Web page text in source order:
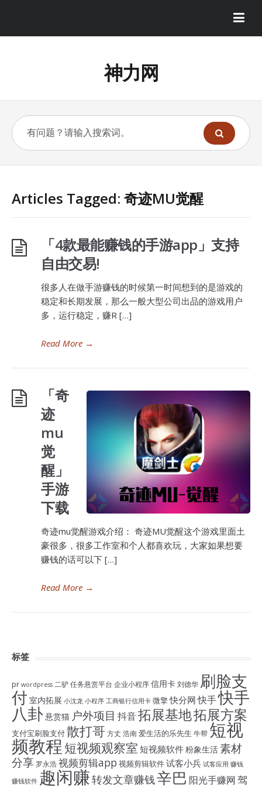
神力网
Articles Tagged: 奇迹MU觉醒
「4款最能赚钱的手游app」支持
自由交易!
很多人在做手游赚钱的时候第一时间想到的是游戏的
稳定和长期发展，那么一般大型公司出品的游戏用户
多，运行稳定，赚R […]
Read More →
「奇
迹
mu
觉
醒」
手游
下载
奇迹mu觉醒游戏介绍： 奇迹MU觉醒这个游戏里面土
豪很多，很多工作室和个人都喜欢玩，大家如果想要
赚钱的话可以下 […]
Read More →
标签
pr wordpress 二驴任务悬赏平台 企业小程序信用卡刘德华 刷脸支
付 室内拓展 小沈龙 小程序 工商银行信用卡 微擎快分网 快手快手
八卦悬赏猫 户外项目 抖音拓展基地拓展方案
支付宝刷脸支付散打哥 方丈 浩南爱生活的乐先生 牛帮 短视
频教程 短视频观察室 短视频软件粉象生活素材
分享 罗永浩视频剪辑app 视频剪辑软件试客小兵 试客应用 赚钱
赚钱软件 趣闲赚转发文章赚钱辛巴 阳光手赚网驾